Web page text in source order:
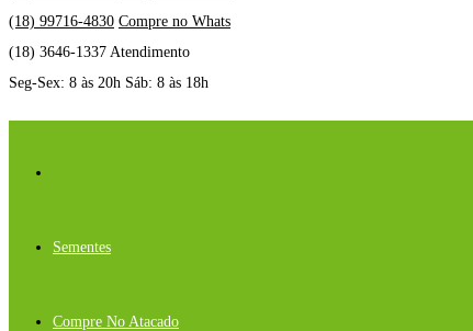
(18) 99716-4830 Compre no Whats
(18) 3646-1337 Atendimento
Seg-Sex: 8 às 20h Sáb: 8 às 18h
Sementes
Compre No Atacado